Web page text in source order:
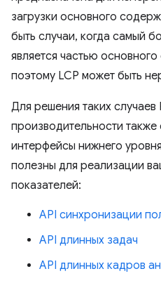
загрузки основного
быть случаи, когда самый
является частью
поэтому LCP может быть
Для решения таких
производительности
интерфейсы нижнего
полезны для реализации
показателей:
API синхронизации
API длинных задач
API длинных кадров